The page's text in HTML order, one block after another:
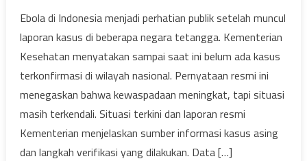
Ebola di Indonesia menjadi perhatian publik setelah muncul
laporan kasus di beberapa negara tetangga. Kementerian
Kesehatan menyatakan sampai saat ini belum ada kasus
terkonfirmasi di wilayah nasional. Pernyataan resmi ini
menegaskan bahwa kewaspadaan meningkat, tapi situasi
masih terkendali. Situasi terkini dan laporan resmi
Kementerian menjelaskan sumber informasi kasus asing
dan langkah verifikasi yang dilakukan. Data […]